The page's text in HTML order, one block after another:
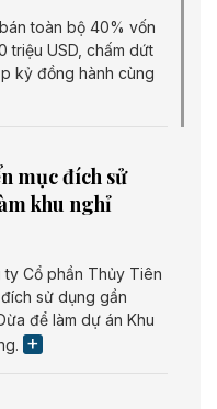
toàn bộ 40% vốn
triệu USD, chấm dứt
kỷ đồng hành cùng
mục đích sử
khu nghỉ
Cổ phần Thủy Tiên
sử dụng gần
để làm dự án Khu